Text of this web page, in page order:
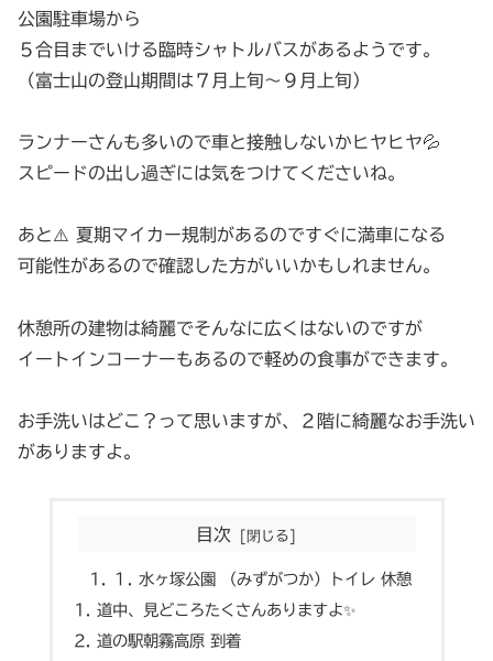
公園駐車場から
５合目までいける臨時シャトルバスがあるようです。
（富士山の登山期間は７月上旬〜９月上旬）
ランナーさんも多いので車と接触しないかヒヤヒヤ💦
スピードの出し過ぎには気をつけてくださいね。
あと⚠️ 夏期マイカー規制があるのですぐに満車になる
可能性があるので確認した方がいいかもしれません。
休憩所の建物は綺麗でそんなに広くはないのですが
イートインコーナーもあるので軽めの食事ができます。
お手洗いはどこ？って思いますが、２階に綺麗なお手洗い
がありますよ。
目次
１. 水ヶ塚公園 （みずがつか）トイレ 休憩
道中、見どころたくさんありますよ✨
道の駅朝霧高原 到着